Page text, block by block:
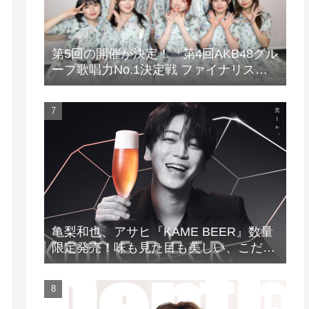
第5回の開催が決定！『第4回AKB48グル
ープ歌唱力No.1決定戦 ファイナリスト
LIVE』
亀梨和也、アサヒ『KAME BEER』数量
限定発売！味も見た目も美しい、こだわ
りのビールがついに完成